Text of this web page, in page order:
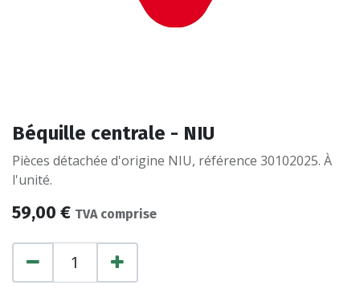
Béquille centrale - NIU
Pièces détachée d'origine NIU, référence 30102025. À
l'unité.
59,00 € TVA comprise